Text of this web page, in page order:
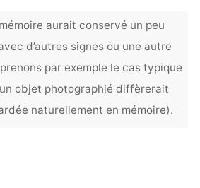
aurait conservé un peu
d’autres signes ou une autre
par exemple le cas typique
objet photographié diffèrerait
naturellement en mémoire).